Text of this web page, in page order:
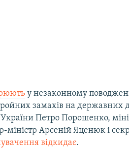
у незаконному
замахів на державних
Петро Порошенко,
міністр Арсеній Яценюк і
відкидає.